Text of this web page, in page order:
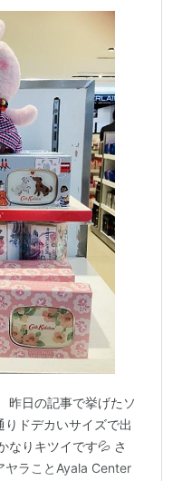
昨日の記事で挙げたソ
ドデカいサイズで出
なりキツイです💦 さ
ヤラことAyala Center